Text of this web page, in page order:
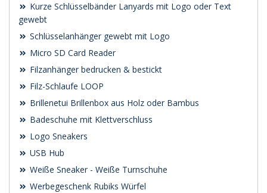
Kurze Schlüsselbänder Lanyards mit Logo oder Text
gewebt
Schlüsselanhänger gewebt mit Logo
Micro SD Card Reader
Filzanhänger bedrucken & bestickt
Filz-Schlaufe LOOP
Brillenetui Brillenbox aus Holz oder Bambus
Badeschuhe mit Klettverschluss
Logo Sneakers
USB Hub
Weiße Sneaker - Weiße Turnschuhe
Werbegeschenk Rubiks Würfel